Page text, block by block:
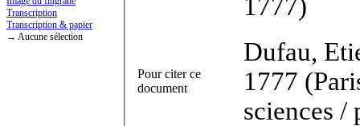
Transcription
Transcription & papier
→ Aucune sélection
1777)
Pour citer ce
document
Dufau,
1777
sciences /